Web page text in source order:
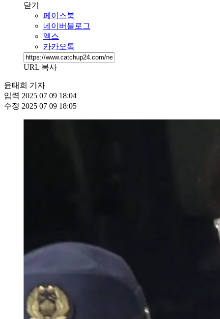
닫기
페이스북
네이버블로그
엑스
카카오톡
URL 복사
윤태희 기자
입력 2025 07 09 18:04
수정 2025 07 09 18:05